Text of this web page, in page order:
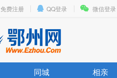
免费注册 QQ登录 微信登录
同城 相亲